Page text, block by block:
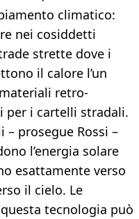
climatico:
nei cosiddetti
strette dove i
il calore l’un
retro-
i cartelli stradali.
prosegue Rossi –
l’energia solare
esattamente verso
il cielo. Le
tecnologia può